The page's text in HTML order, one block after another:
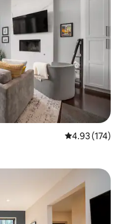
Calificación
4.93 (174)